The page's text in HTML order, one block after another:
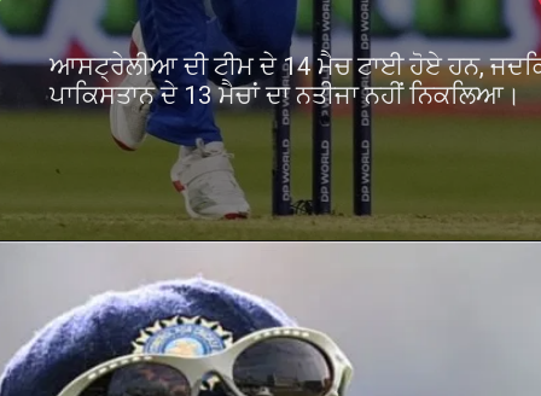
ਆਸਟ੍ਰੇਲੀਆ ਦੀ ਟੀਮ ਦੇ 14 ਮੈਚ ਟਾਈ ਹੋਏ ਹਨ,
ਪਾਕਿਸਤਾਨ ਦੇ 13 ਮੈਚਾਂ ਦਾ ਨਤੀਜਾ ਨਹੀਂ ਨਿਕਲਿਆ।